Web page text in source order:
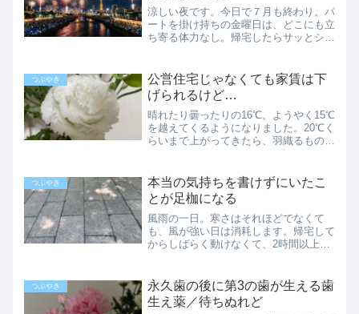
涼しい夜です。今日で７月も終わり。パ
ートを掛け持ちの金曜日は、どこにも立
ち寄る体力なし。帰宅したらサッとシャ
ーンと低い音が続きます。方角的に家か
らは見えないけれど、豊平...
つぶやき
公営住宅じゃなくても家賃は下
げられるけど…
晴れたり曇ったりの16℃。ようやく15℃
を越えてくるようになりました。20℃く
らいまで上がってきたら、羽織るものを
さん歩いて、自力で体温を上げていく方
が早いかも。本気で...
つぶやき
本当の気持ちを書けずにいたこ
とが足枷になる
風雨の一日。寒さはそれほどでなくて
も、風が強い日は消耗します。帰宅して
からしばらく動けなくて、2時間以上寝
夕方。焦りばかりが残っていますが、こ
れから一つ一つ片付けていき...
つぶやき
永久歯の後に第3の歯が生える歯
生え薬／待ちぬれど